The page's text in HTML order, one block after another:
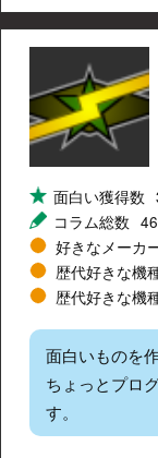
面白い獲得数
コラム総数
好きなメーカ
歴代好きな機
歴代好きな機
面白いものを
ちょっとプロ
す。